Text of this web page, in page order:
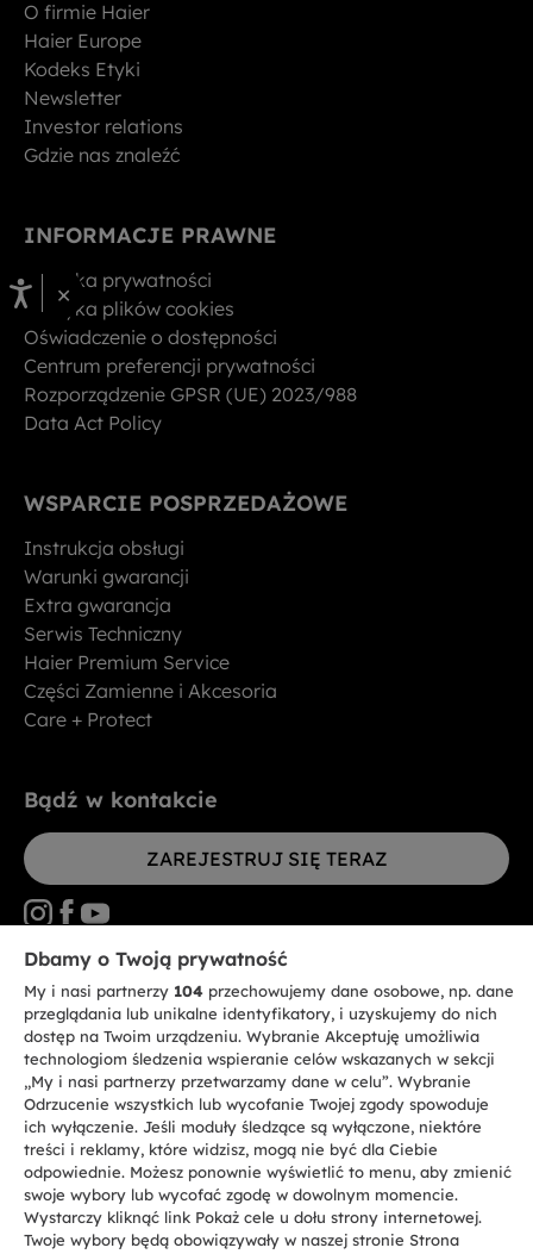
O firmie Haier
Haier Europe
Kodeks Etyki
Newsletter
Investor relations
Gdzie nas znaleźć
INFORMACJE PRAWNE
Polityka prywatności
Polityka plików cookies
Oświadczenie o dostępności
Centrum preferencji prywatności
Rozporządzenie GPSR (UE) 2023/988
Data Act Policy
WSPARCIE POSPRZEDAŻOWE
Instrukcja obsługi
Warunki gwarancji
Extra gwarancja
Serwis Techniczny
Haier Premium Service
Części Zamienne i Akcesoria
Care + Protect
Bądź w kontakcie
ZAREJESTRUJ SIĘ TERAZ
CANDY HOOVER GROUP S.r.I. - jednoosobowa sp. z.o.o. - SIEDZIBA
STATUTOWA: Via Comolli, 57 - 20861 Brugherio (MB) - Włochy -
SIEDZIBY ADMINISTRACYJNE: Via Privata Eden Fumagalli bez
nadanego numeru - 20861 Brugherio (MB) i Via Trento nr 20/A-22 - 20871
Vimercate (MB) - Włochy - Tel.: +39.039.2086.1 - Faks: +39.039.2086.237 -
Kapitał zakładowy 35.000.000,00 € wpłacony w całości - Kod identyfikacji
podatkowej i nr wpisu do Rejestru przedsiębiorstw dla rejonu Mediolan-
Monza-Brianza-Lodi 04666310158 - NIP 00786860965 - Numer wpisu do
Repertorium Ekonomiczno - Administracyjnego REA: MB-1033934 -
Autoryzacja IT AEOF 211870 - Spółka podlega zarządzaniu i koordynacji
Candy S.p.A.
PL / Polski
×
Dbamy o Twoją prywatność
My i nasi partnerzy 104 przechowujemy dane osobowe, np. dane
przeglądania lub unikalne identyfikatory, i uzyskujemy do nich
dostęp na Twoim urządzeniu. Wybranie Akceptuję umożliwia
technologiom śledzenia wspieranie celów wskazanych w sekcji
„My i nasi partnerzy przetwarzamy dane w celu”. Wybranie
Odrzucenie wszystkich lub wycofanie Twojej zgody spowoduje
ich wyłączenie. Jeśli moduły śledzące są wyłączone, niektóre
treści i reklamy, które widzisz, mogą nie być dla Ciebie
odpowiednie. Możesz ponownie wyświetlić to menu, aby zmienić
swoje wybory lub wycofać zgodę w dowolnym momencie.
Wystarczy kliknąć link Pokaż cele u dołu strony internetowej.
Twoje wybory będą obowiązywały w naszej stronie Strona